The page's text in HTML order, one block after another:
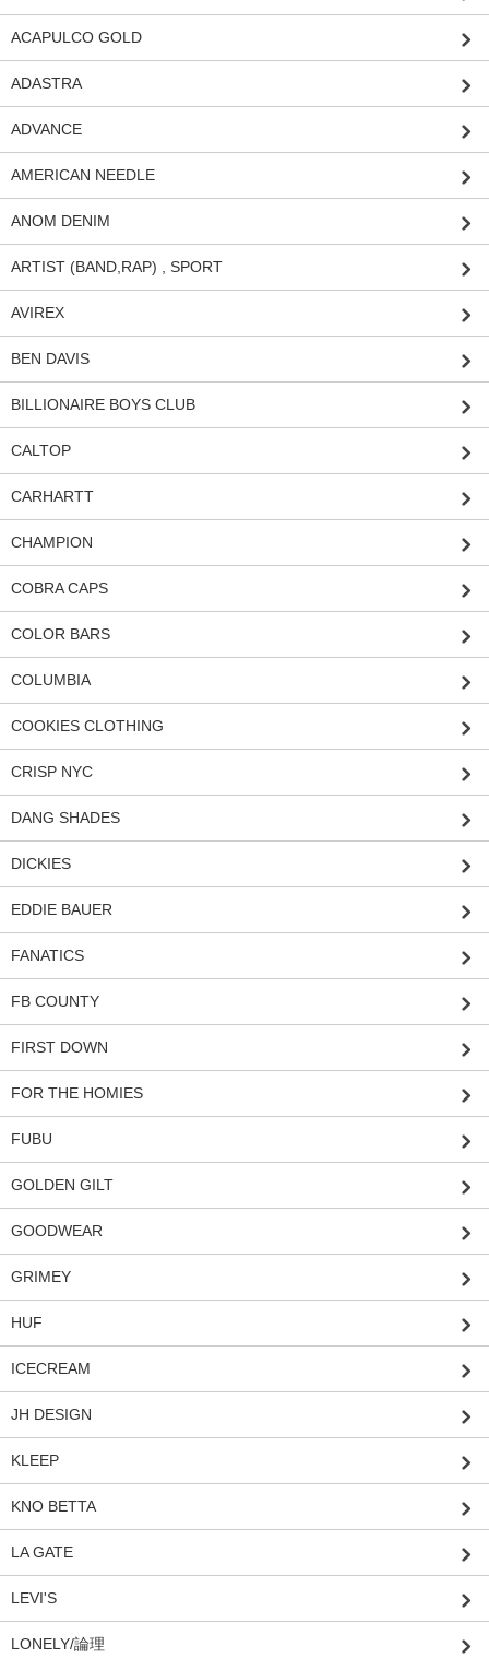
ACAPULCO GOLD
ADASTRA
ADVANCE
AMERICAN NEEDLE
ANOM DENIM
ARTIST (BAND,RAP) , SPORT
AVIREX
BEN DAVIS
BILLIONAIRE BOYS CLUB
CALTOP
CARHARTT
CHAMPION
COBRA CAPS
COLOR BARS
COLUMBIA
COOKIES CLOTHING
CRISP NYC
DANG SHADES
DICKIES
EDDIE BAUER
FANATICS
FB COUNTY
FIRST DOWN
FOR THE HOMIES
FUBU
GOLDEN GILT
GOODWEAR
GRIMEY
HUF
ICECREAM
JH DESIGN
KLEEP
KNO BETTA
LA GATE
LEVI'S
LONELY/論理